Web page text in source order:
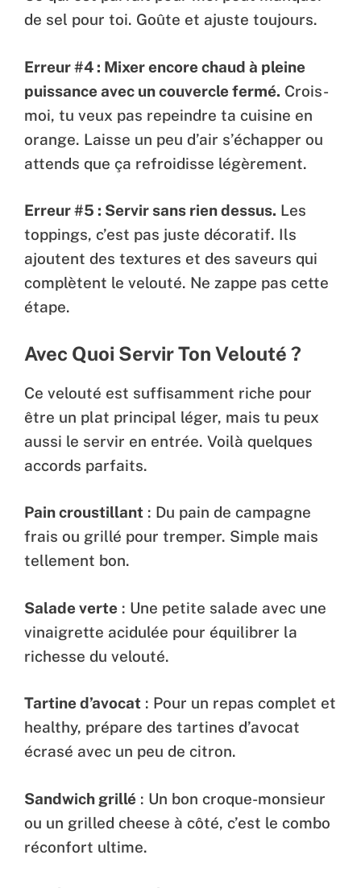
de sel pour toi. Goûte et ajuste toujours.
Erreur #4 : Mixer encore chaud à pleine
puissance avec un couvercle fermé. Crois-
moi, tu veux pas repeindre ta cuisine en
orange. Laisse un peu d’air s’échapper ou
attends que ça refroidisse légèrement.
Erreur #5 : Servir sans rien dessus. Les
toppings, c’est pas juste décoratif. Ils
ajoutent des textures et des saveurs qui
complètent le velouté. Ne zappe pas cette
étape.
Avec Quoi Servir Ton Velouté ?
Ce velouté est suffisamment riche pour
être un plat principal léger, mais tu peux
aussi le servir en entrée. Voilà quelques
accords parfaits.
Pain croustillant : Du pain de campagne
frais ou grillé pour tremper. Simple mais
tellement bon.
Salade verte : Une petite salade avec une
vinaigrette acidulée pour équilibrer la
richesse du velouté.
Tartine d’avocat : Pour un repas complet et
healthy, prépare des tartines d’avocat
écrasé avec un peu de citron.
Sandwich grillé : Un bon croque-monsieur
ou un grilled cheese à côté, c’est le combo
réconfort ultime.